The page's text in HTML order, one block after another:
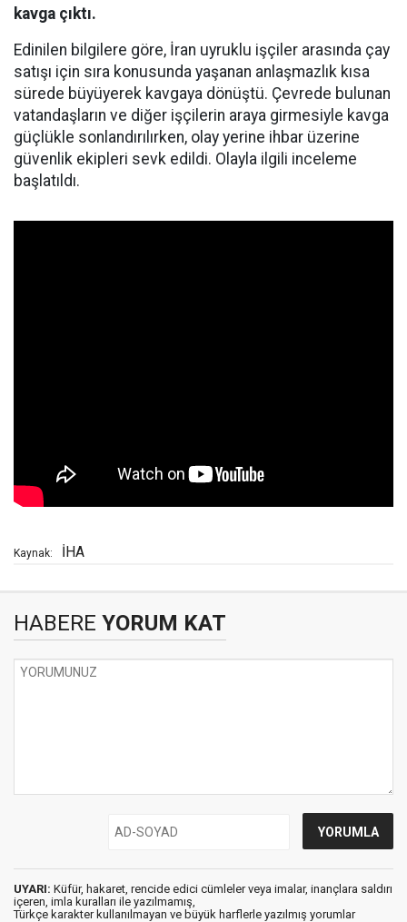
kavga çıktı.
Edinilen bilgilere göre, İran uyruklu işçiler arasında çay
satışı için sıra konusunda yaşanan anlaşmazlık kısa
sürede büyüyerek kavgaya dönüştü. Çevrede bulunan
vatandaşların ve diğer işçilerin araya girmesiyle kavga
güçlükle sonlandırılırken, olay yerine ihbar üzerine
güvenlik ekipleri sevk edildi. Olayla ilgili inceleme
başlatıldı.
Kaynak: İHA
HABERE YORUM KAT
UYARI: Küfür, hakaret, rencide edici cümleler veya imalar, inançlara saldırı
içeren, imla kuralları ile yazılmamış,
Türkçe karakter kullanılmayan ve büyük harflerle yazılmış yorumlar